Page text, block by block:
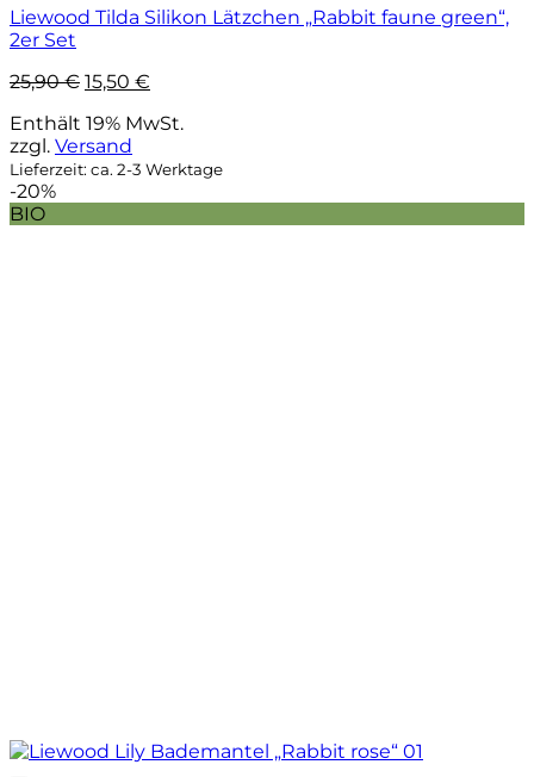
Liewood Tilda Silikon Lätzchen „Rabbit faune green“,
2er Set
25,90€ Ursprünglicher
war:
25,90 €
15,50 €
ist:
Enthält 19% MwSt.
zzgl. Versand
Lieferzeit: ca. 2-3 Werktage
-20%
BIO